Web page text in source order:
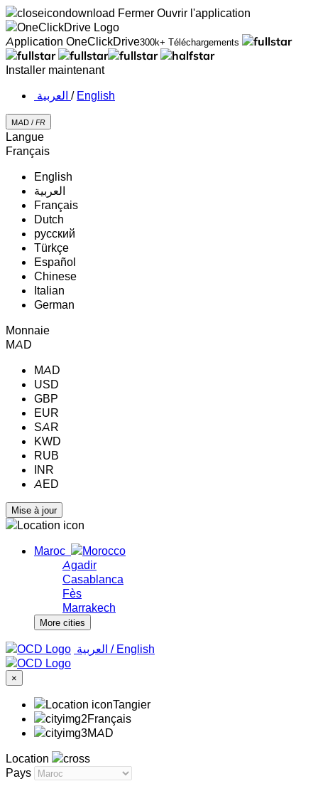
Fermer Ouvrir l'application
Application OneClickDrive300k+ Téléchargements
Installer maintenant
‏العربية ‏ / English
MAD / FR
Langue
Français
English
‏العربية‏
Français
Dutch
русский
Türkçe
Español
Chinese
Italian
German
Monnaie
MAD
MAD
USD
GBP
EUR
SAR
KWD
RUB
INR
AED
Maroc
Agadir
Casablanca
Fès
Marrakech
More cities
‏العربية ‏ / English
×
Tangier
Français
MAD
Location
Pays